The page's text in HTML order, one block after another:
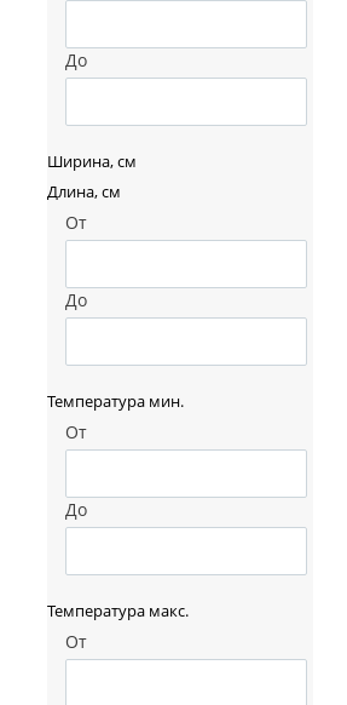
До
Ширина, см
Длина, см
От
До
Температура мин.
От
До
Температура макс.
От